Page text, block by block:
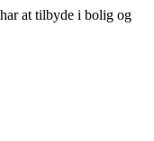
at tilbyde i bolig og